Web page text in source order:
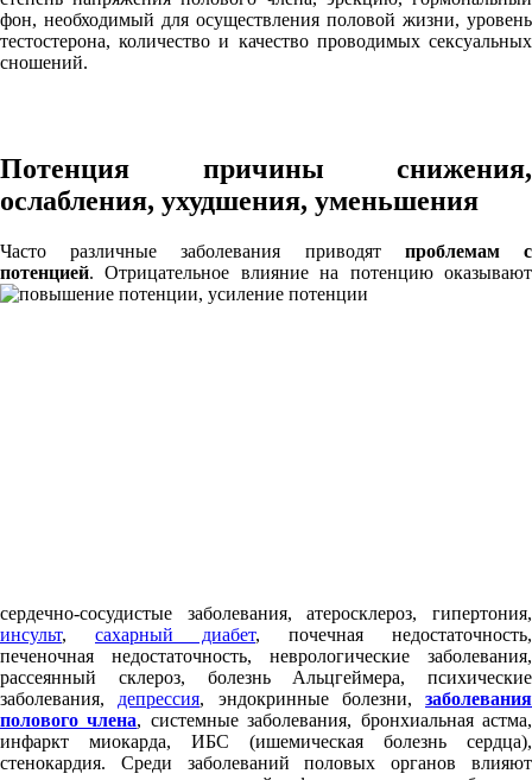
фон, необходимый для осуществления половой жизни, уровень
тестостерона, количество и качество проводимых сексуальных
сношений.
Потенция причины снижения,
ослабления, ухудшения, уменьшения
Часто различные заболевания приводят проблемам с
потенцией. Отрицательное влияние на потенцию оказывают
сердечно-сосудистые заболевания, атеросклероз, гипертония,
инсульт, сахарный диабет, почечная недостаточность,
печеночная недостаточность, неврологические заболевания,
рассеянный склероз, болезнь Альцгеймера, психические
заболевания, депрессия, эндокринные болезни, заболевания
полового члена, системные заболевания, бронхиальная астма,
инфаркт миокарда, ИБС (ишемическая болезнь сердца),
стенокардия. Среди заболеваний половых органов влияют